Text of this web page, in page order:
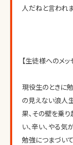
人だねと言われま
【生徒様へのメッ
現役生のときに
の見えない浪人
果、その壁を乗り
い、辛い、やる気
勉強につまづい